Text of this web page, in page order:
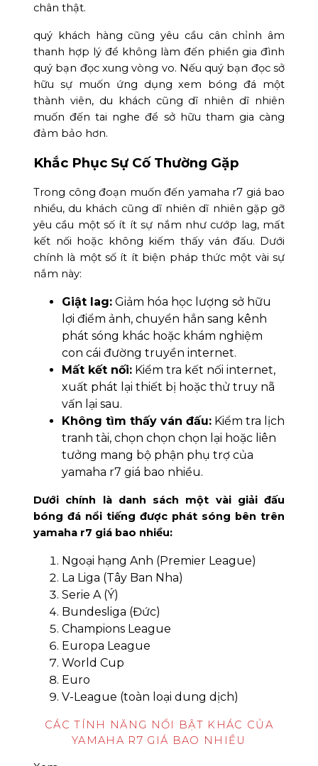
chân thật.
quý khách hàng cũng yêu cầu cân chỉnh âm
thanh hợp lý để không làm đến phiền gia đình
quý bạn đọc xung vòng vo. Nếu quý bạn đọc sở
hữu sự muốn ứng dụng xem bóng đá một
thành viên, du khách cũng dĩ nhiên dĩ nhiên
muốn đến tai nghe để sở hữu tham gia càng
đảm bảo hơn.
Khắc Phục Sự Cố Thường Gặp
Trong công đoạn muốn đến yamaha r7 giá bao
nhiều, du khách cũng dĩ nhiên dĩ nhiên gặp gỡ
yêu cầu một số ít ít sự nắm như cướp lag, mất
kết nối hoặc không kiếm thấy ván đấu. Dưới
chính là một số ít ít biện pháp thức một vài sự
nắm này:
Giật lag: Giảm hóa học lượng sở hữu
lợi điểm ảnh, chuyển hẳn sang kênh
phát sóng khác hoặc khám nghiệm
con cái đường truyền internet.
Mất kết nối: Kiểm tra kết nối internet,
xuất phát lại thiết bị hoặc thử truy nã
vấn lại sau.
Không tìm thấy ván đấu: Kiểm tra lịch
tranh tài, chọn chọn chọn lại hoặc liên
tưởng mang bộ phận phụ trợ của
yamaha r7 giá bao nhiều.
Dưới chính là danh sách một vài giải đấu
bóng đá nổi tiếng được phát sóng bên trên
yamaha r7 giá bao nhiều:
Ngoại hạng Anh (Premier League)
La Liga (Tây Ban Nha)
Serie A (Ý)
Bundesliga (Đức)
Champions League
Europa League
World Cup
Euro
V-League (toàn loại dung dịch)
CÁC TÍNH NĂNG NỔI BẬT KHÁC CỦA
YAMAHA R7 GIÁ BAO NHIỀU